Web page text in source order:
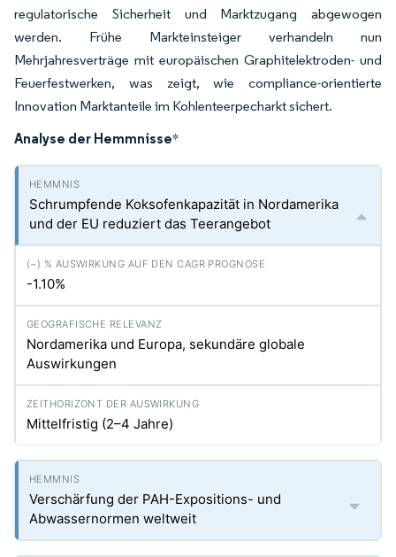
regulatorische Sicherheit und Marktzugang abgewogen
werden. Frühe Markteinsteiger verhandeln nun
Mehrjahresverträge mit europäischen Graphitelektroden- und
Feuerfestwerken, was zeigt, wie compliance-orientierte
Innovation Marktanteile im Kohlenteerpecharkt sichert.
Analyse der Hemmnisse*
Schrumpfende Koksofenkapazität in Nordamerika
und der EU reduziert das Teerangebot
-1.10%
Nordamerika und Europa, sekundäre globale
Auswirkungen
Mittelfristig (2–4 Jahre)
Verschärfung der PAH-Expositions- und
Abwassernormen weltweit